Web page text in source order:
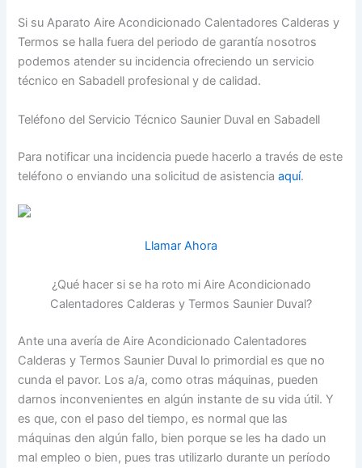
Si su Aparato Aire Acondicionado Calentadores Calderas y
Termos se halla fuera del periodo de garantía nosotros
podemos atender su incidencia ofreciendo un servicio
técnico en Sabadell profesional y de calidad.
Teléfono del Servicio Técnico Saunier Duval en Sabadell
Para notificar una incidencia puede hacerlo a través de este
teléfono o enviando una solicitud de asistenciaaquí.
Llamar Ahora
¿Qué hacer si se ha roto mi Aire Acondicionado
Calentadores Calderas y Termos Saunier Duval?
Ante una avería de Aire Acondicionado Calentadores
Calderas y Termos Saunier Duval lo primordial es que no
cunda el pavor. Los a/a, como otras máquinas, pueden
darnos inconvenientes en algún instante de su vida útil. Y
es que, con el paso del tiempo, es normal que las
máquinas den algún fallo, bien porque se les ha dado un
mal empleo o bien, pues tras utilizarlo durante un período